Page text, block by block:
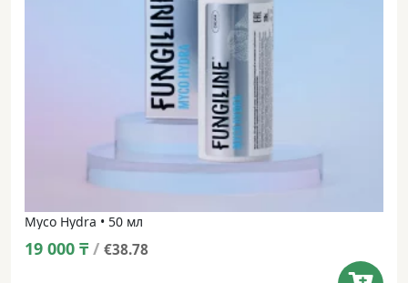
Myco Hydra • 50 мл
19 000 ₸ / €38.78